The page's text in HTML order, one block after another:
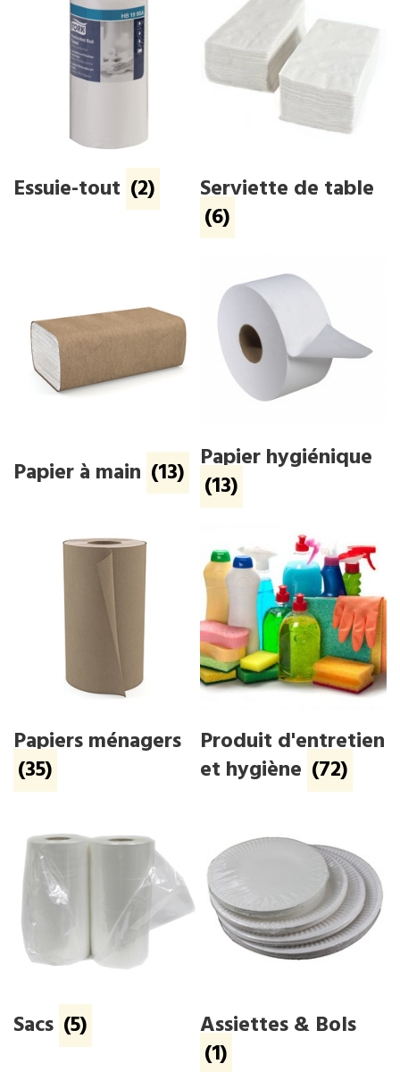
Essuie-tout (2)
Serviette de table
(6)
Papier à main (13) Papier hygiénique
(13)
Papiers ménagers
(35)
Produit d'entretien
et hygiène (72)
Sacs (5)
Assiettes & Bols
(1)